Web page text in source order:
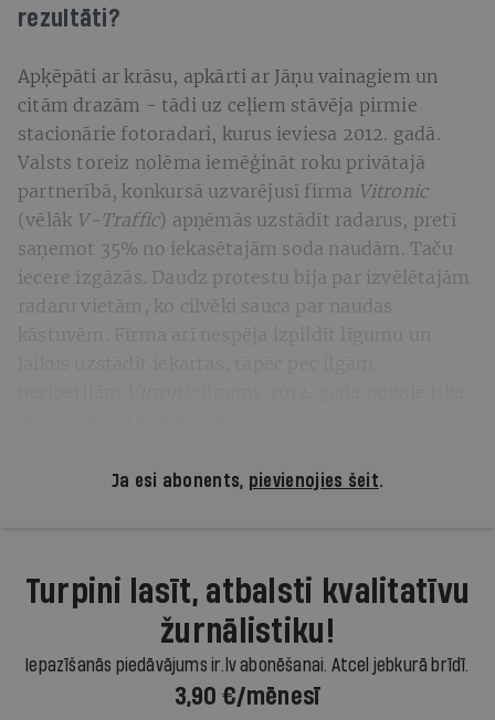
rezultāti?
Apķēpāti ar krāsu, apkārti ar Jāņu vainagiem un
citām drazām - tādi uz ceļiem stāvēja pirmie
stacionārie fotoradari, kurus ieviesa 2012. gadā.
Valsts toreiz nolēma iemēģināt roku privātajā
partnerībā, konkursā uzvarējusī firma Vitronic
(vēlāk V-Traffic) apņēmās uzstādīt radarus, pretī
saņemot 35% no iekasētajām soda naudām. Taču
iecere izgāzās. Daudz protestu bija par izvēlētajām
radaru vietām, ko cilvēki sauca par naudas
Ja esi abonents, pievienojies šeit.
Turpini lasīt, atbalsti kvalitatīvu
žurnālistiku!
Iepazīšanās piedāvājums ir.lv abonēšanai. Atcel jebkurā brīdī.
3,90 €/mēnesī